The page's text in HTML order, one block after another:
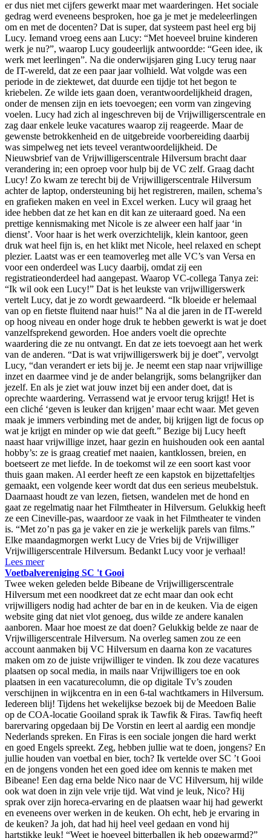
er dus niet met cijfers gewerkt maar met waarderingen. Het sociale
gedrag werd eveneens besproken, hoe ga je met je medeleerlingen
om en met de docenten? Dat is super, dat systeem past heel erg bij
Lucy. Iemand vroeg eens aan Lucy: “Met hoeveel bruine kinderen
werk je nu?”, waarop Lucy goudeerlijk antwoordde: “Geen idee, ik
werk met leerlingen”. Na die onderwijsjaren ging Lucy terug naar
de IT-wereld, dat ze een paar jaar volhield. Wat volgde was een
periode in de ziektewet, dat duurde een tijdje tot het begon te
kriebelen. Ze wilde iets gaan doen, verantwoordelijkheid dragen,
onder de mensen zijn en iets toevoegen; een vorm van zingeving
voelen. Lucy had zich al ingeschreven bij de Vrijwilligerscentrale en
zag daar enkele leuke vacatures waarop zij reageerde. Maar de
gewenste betrokkenheid en de uitgebreide voorbereiding daarbij
was simpelweg net iets teveel verantwoordelijkheid. De
Nieuwsbrief van de Vrijwilligerscentrale Hilversum bracht daar
verandering in; een oproep voor hulp bij de VC zelf. Graag dacht
Lucy! Zo kwam ze terecht bij de Vrijwilligerscentrale Hilversum
achter de laptop, ondersteuning bij het registreren, mailen, schema’s
en grafieken maken en veel in Excel werken. Lucy wil graag het
idee hebben dat ze het kan en dit kan ze uiteraard goed. Na een
prettige kennismaking met Nicole is ze alweer een half jaar ‘in
dienst’. Voor haar is het werk overzichtelijk, klein kantoor, geen
druk wat heel fijn is, en het klikt met Nicole, heel relaxed en schept
plezier. Laatst was er een teamoverleg met alle VC’s van Versa en
voor een onderdeel was Lucy daarbij, omdat zij een
registratieonderdeel had aangepast. Waarop VC-collega Tanya zei:
“Ik wil ook een Lucy!” Dat is het leukste van vrijwilligerswerk
vertelt Lucy, dat je zo wordt gewaardeerd. “Ik bloeide er helemaal
van op en fietste fluitend naar huis!” Na al die jaren in de IT-wereld
op hoog niveau en onder hoge druk te hebben gewerkt is wat je doet
vanzelfsprekend geworden. Hoe anders voelt die oprechte
waardering die ze nu ontvangt. En dat ze iets toevoegt aan het werk
van de anderen. “Dat is wat vrijwilligerswerk bij je doet”, vervolgt
Lucy, “dan verandert er iets bij je. Je neemt een stap naar vrijwillige
inzet en daarmee vind je de ander belangrijk, soms belangrijker dan
jezelf. En als je ziet wat jouw inzet bij een ander doet, dat is
oprechte waardering. Verrassend wat je ervoor terug krijgt! Het is
een cliché ‘geven is leuker dan krijgen’ maar echt waar. Met geven
maak je immers verbinding met de ander, bij krijgen ligt de focus op
wat je krijgt en minder op wie dat geeft.” Bezige bij Lucy heeft
naast haar vrijwillige inzet, haar gezin en huishouden ook een aantal
hobby’s: ze is graag creatief met naaien, kantklossen, breien, en
boetseert ze met liefde. In de toekomst wil ze een soort kast voor
thuis gaan maken. Al eerder heeft ze een kapstok en bijzettafeltjes
gemaakt, een volgende keer wordt dat dus een serieus meubelstuk.
Daarnaast houdt ze van lezen, fietsen, wandelen met de hond en
gaat ze regelmatig naar het Filmtheater in Hilversum. Gelukkig heeft
ze een Cineville-pas, waardoor ze vaak in het Filmtheater te vinden
is. “Met zo’n pas ga je vaker en zie je werkelijk parels van films.”
Elke maandagmorgen werkt Lucy de Vries bij de Vrijwilliger
Vrijwilligerscentrale Hilversum. Bedankt Lucy voor je verhaal!
Lees meer
Voetbalvereniging SC 't Gooi
Twee weken geleden belde Bibeane de Vrijwilligerscentrale
Hilversum met een noodkreet dat ze echt maar dan ook echt
vrijwilligers nodig had achter de bar en in de keuken. Via de eigen
website ging dat niet vlot genoeg, dus wilde ze andere kanalen
aanboren. Maar hoe moest ze dat doen? Gelukkig belde ze naar de
Vrijwilligerscentrale Hilversum. Na overleg samen zou ze een
account aanmaken bij VC Hilversum en daarna kon ze vacatures
maken om zo de juiste vrijwilliger te vinden. Ik zou deze vacatures
plaatsen op socal media, in mails naar Vrijwilligers toe en ook
plaatsen in een vacaturecolumn, die op digitale Tv’s zouden
verschijnen in wijkcentra en in een 6-tal wachtkamers in Hilversum.
Iedereen blij! Tijdens het wekelijkse bezoek bij de Meedoen Balie
op de COA-locatie Gooiland sprak ik Tawfik & Firas. Tawfiq heeft
barervaring opgedaan bij De Vorstin en leert al aardig een mondje
Nederlands spreken. En Firas is een sociale jongen die hard werkt
en goed Engels spreekt. Zeg, hebben jullie wat te doen, jongens? En
jullie houden van voetbal en bier, toch? Ik vertelde over SC ’t Gooi
en de jongens vonden het een goed idee om kennis te maken met
Bibeane! Een dag erna belde Nico naar de VC Hilversum, hij wilde
ook wat doen in zijn vele vrije tijd. Wat vind je leuk, Nico? Hij
sprak over zijn horeca-ervaring en de plaatsen waar hij had gewerkt
en eveneens over werken in de keuken. Oh echt, heb je ervaring in
de keuken? Ja joh, dat had hij heel veel gedaan en vond hij
hartstikke leuk! “Weet je hoeveel bitterballen ik heb opgewarmd?”